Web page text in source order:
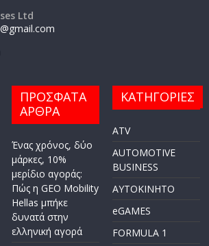
Ltd
ΠΡΟΣΦΑΤΑ
ΑΡΘΡΑ
Ένας χρόνος, δύο
μάρκες, 10%
μερίδιο αγοράς:
Πώς η GEO Mobility
Hellas μπήκε
δυνατά στην
ελληνική αγορά
ΚΑΤΗΓΟΡΙΕΣ
ATV
AUTOMOTIVE
BUSINESS
AYTOKINHTO
eGAMES
FORMULA 1